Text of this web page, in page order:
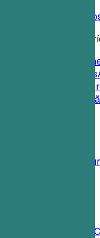
Ferramentas de
Pontuação
Grátis
carta de
Exemplos de
Construtor de